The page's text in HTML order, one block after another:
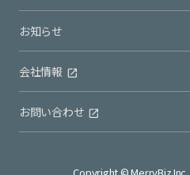
お知らせ
会社情報
お問い合わせ